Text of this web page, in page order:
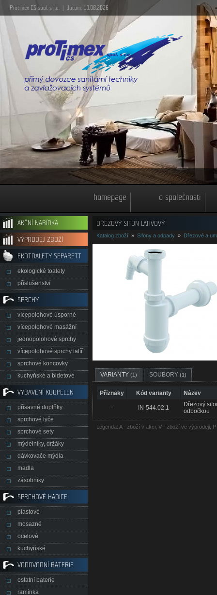
Protimex CS spol. s r.o. | datum: 10.08.2026
homepage o společnosti
AKČNÍ NABÍDKA
VÝPRODEJ ZBOŽÍ
EKOTOALETY SEPARETT
ekologické toalety
příslušenství
SPRCHY
vícepolohové úsporné
vícepolohové masážní
jednopolohové sprchy
vícepolohové sprchy talíř
sprchové koncovky
kuchyňské a bidetové
VYBAVENÍ KOUPELEN
přísavné doplňky
sprchové tyče
sprchové sety
mýdelníky, držáky
dávkovače mýdla
madla
zásobníky
SPRCHOVÉ HADICE
plastové
mosazné
ocelové
kuchyňské
VODOVODNÍ BATERIE
ostatní baterie
ramínka
DŘEZOVÝ SIFON LAHVOVÝ
Katalog zboží » Sifony a odpady » Dřezové a
VARIANTY (1) SOUBORY (1)
Příznaky Kód varianty Název
- IN-544.02.1
Dřezový
odbočkou
Legenda: A - zboží v akci, V - zboží ve výprodeji,